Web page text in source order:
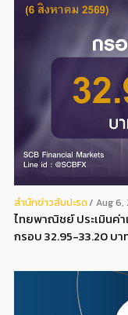
สํานักข่าวสับปะรด Aug 6,
ไทยพาณิชย์ ประเมินค่า
กรอบ 32.95-33.20 บ